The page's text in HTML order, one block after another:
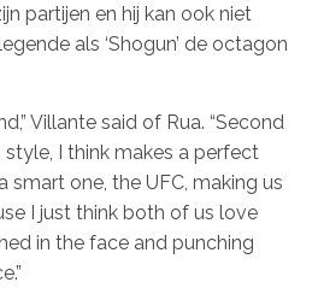
partijen en hij kan ook niet
als ‘Shogun’ de octagon
Villante said of Rua. “Second
style, I think makes a perfect
smart one, the UFC, making us
I just think both of us love
in the face and punching